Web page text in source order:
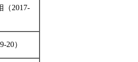
（2017-
20）